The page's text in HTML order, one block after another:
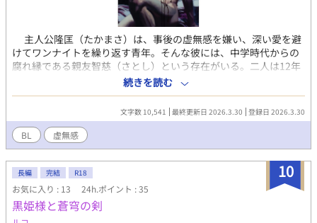
主人公隆匡（たかまさ）は、事後の虚無感を嫌い、深い愛を避
けてワンナイトを繰り返す青年。そんな彼には、中学時代からの
腐れ縁である親友智慈（さとし）という存在がいる。二人は12年
もの間、互いの領域に踏み込まない「遊び」として体を重ね続け
てきた。嫉妬も執着もない、安全で温度のない関係。隆匡は、そ
の距離感こそが自分たちを壊さない唯一の術だと信じていた。 あ
る日、隆匡は仕事の依頼で新進気鋭の画家・小鳥遊（たかなし）
のモデルを務めることになるが……
続きを読む
文字数 10,541 最終更新日 2026.3.30 登録日 2026.3.30
BL 虚無感
10
長編 完結 R18
お気に入り : 13 24h.ポイント : 35
黒姫様と蒼穹の剣